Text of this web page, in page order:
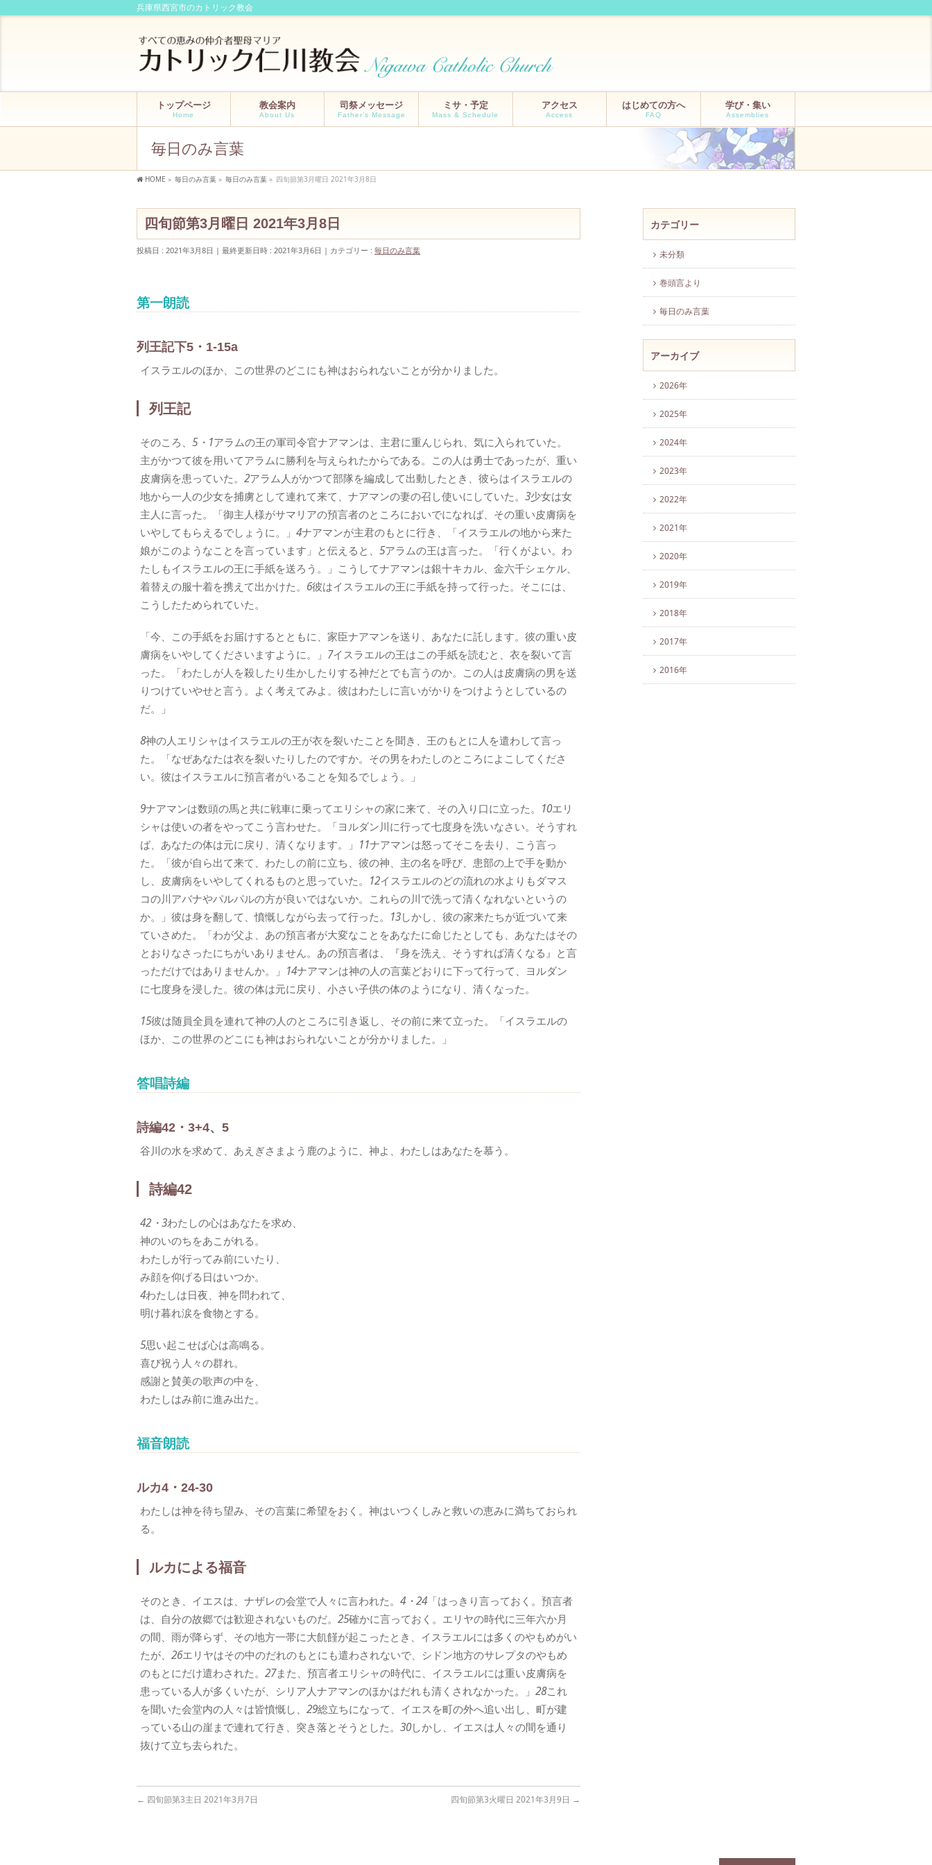
兵庫県西宮市のカトリック教会
トップページ
Home
教会案内
About Us
司祭メッセージ
Father’s Message
ミサ・予定
Mass & Schedule
アクセス
Access
はじめての方へ
FAQ
学び・集い
Assemblies
毎日のみ言葉
HOME » 毎日のみ言葉 » 毎日のみ言葉 » 四旬節第3月曜日 2021年3月8日
四旬節第3月曜日 2021年3月8日
投稿日 : 2021年3月8日 最終更新日時 : 2021年3月6日 カテゴリー : 毎日のみ言葉
第一朗読
列王記下5・1-15a
イスラエルのほか、この世界のどこにも神はおられないことが分かりました。
列王記
そのころ、 5・1アラムの王の軍司令官ナアマンは、主君に重んじられ、気に入られていた。
主がかつて彼を用いてアラムに勝利を与えられたからである。この人は勇士であったが、重い
皮膚病を患っていた。 2アラム人がかつて部隊を編成して出動したとき、彼らはイスラエルの
地から一人の少女を捕虜として連れて来て、ナアマンの妻の召し使いにしていた。 3少女は女
主人に言った。「御主人様がサマリアの預言者のところにおいでになれば、その重い皮膚病を
いやしてもらえるでしょうに。」 4ナアマンが主君のもとに行き、「イスラエルの地から来た
娘がこのようなことを言っています」と伝えると、 5アラムの王は言った。「行くがよい。わ
たしもイスラエルの王に手紙を送ろう。」こうしてナアマンは銀十キカル、金六千シェケル、
着替えの服十着を携えて出かけた。 6彼はイスラエルの王に手紙を持って行った。そこには、
こうしたためられていた。
「今、この手紙をお届けするとともに、家臣ナアマンを送り、あなたに託します。彼の重い皮
膚病をいやしてくださいますように。」 7イスラエルの王はこの手紙を読むと、衣を裂いて言
った。「わたしが人を殺したり生かしたりする神だとでも言うのか。この人は皮膚病の男を送
りつけていやせと言う。よく考えてみよ。彼はわたしに言いがかりをつけようとしているの
だ。」
8神の人エリシャはイスラエルの王が衣を裂いたことを聞き、王のもとに人を遣わして言っ
た。「なぜあなたは衣を裂いたりしたのですか。その男をわたしのところによこしてくださ
い。彼はイスラエルに預言者がいることを知るでしょう。」
9ナアマンは数頭の馬と共に戦車に乗ってエリシャの家に来て、その入り口に立った。 10エリ
シャは使いの者をやってこう言わせた。「ヨルダン川に行って七度身を洗いなさい。そうすれ
ば、あなたの体は元に戻り、清くなります。」 11ナアマンは怒ってそこを去り、こう言っ
た。「彼が自ら出て来て、わたしの前に立ち、彼の神、主の名を呼び、患部の上で手を動か
し、皮膚病をいやしてくれるものと思っていた。 12イスラエルのどの流れの水よりもダマス
コの川アバナやパルパルの方が良いではないか。これらの川で洗って清くなれないというの
か。」彼は身を翻して、憤慨しながら去って行った。 13しかし、彼の家来たちが近づいて来
ていさめた。「わが父よ、あの預言者が大変なことをあなたに命じたとしても、あなたはその
とおりなさったにちがいありません。あの預言者は、『身を洗え、そうすれば清くなる』と言
っただけではありませんか。」 14ナアマンは神の人の言葉どおりに下って行って、ヨルダン
に七度身を浸した。彼の体は元に戻り、小さい子供の体のようになり、清くなった。
15彼は随員全員を連れて神の人のところに引き返し、その前に来て立った。「イスラエルの
ほか、この世界のどこにも神はおられないことが分かりました。」
答唱詩編
詩編42・3+4、5
谷川の水を求めて、あえぎさまよう鹿のように、神よ、わたしはあなたを慕う。
詩編42
42・3わたしの心はあなたを求め、
神のいのちをあこがれる。
わたしが行ってみ前にいたり、
み顔を仰げる日はいつか。
4わたしは日夜、神を問われて、
明け暮れ涙を食物とする。
5思い起こせば心は高鳴る。
喜び祝う人々の群れ。
感謝と賛美の歌声の中を、
わたしはみ前に進み出た。
福音朗読
ルカ4・24-30
わたしは神を待ち望み、その言葉に希望をおく。神はいつくしみと救いの恵みに満ちておられ
る。
ルカによる福音
そのとき、イエスは、ナザレの会堂で人々に言われた。 4・24 「はっきり言っておく。預言者
は、自分の故郷では歓迎されないものだ。 25確かに言っておく。エリヤの時代に三年六か月
の間、雨が降らず、その地方一帯に大飢饉が起こったとき、イスラエルには多くのやもめがい
たが、 26エリヤはその中のだれのもとにも遣わされないで、シドン地方のサレプタのやもめ
のもとにだけ遣わされた。 27また、預言者エリシャの時代に、イスラエルには重い皮膚病を
患っている人が多くいたが、シリア人ナアマンのほかはだれも清くされなかった。」 28これ
を聞いた会堂内の人々は皆憤慨し、 29総立ちになって、イエスを町の外へ追い出し、町が建
っている山の崖まで連れて行き、突き落とそうとした。 30しかし、イエスは人々の間を通り
抜けて立ち去られた。
← 四旬節第3主日 2021年3月7日 四旬節第3火曜日 2021年3月9日 →
カテゴリー
未分類
巻頭言より
毎日のみ言葉
アーカイブ
2026年
2025年
2024年
2023年
2022年
2021年
2020年
2019年
2018年
2017年
2016年